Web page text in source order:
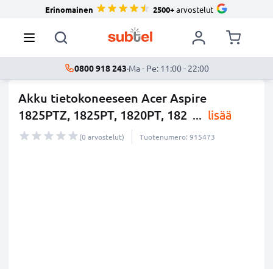
Erinomainen 2500+arvostelut
0800 918 243·Ma - Pe: 11:00 - 22:00
Akku tietokoneeseen Acer Aspire
1825PTZ, 1825PT, 1820PT, 182 ... lisää
(0 arvostelut) Tuotenumero: 915473